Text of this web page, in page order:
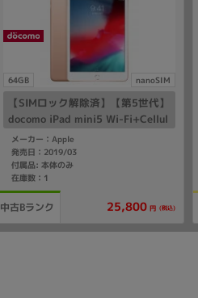
64GB nanoSIM
【SIMロック解除済】【第5世代】
docomo iPad mini5 Wi-Fi+Cellul
ar 64GB ゴールド MUX72J/A A2
124
メーカー：Apple
発売日：2019/03
付属品: 本体のみ
在庫数：1
中古Bランク 25,800 円 (税込)